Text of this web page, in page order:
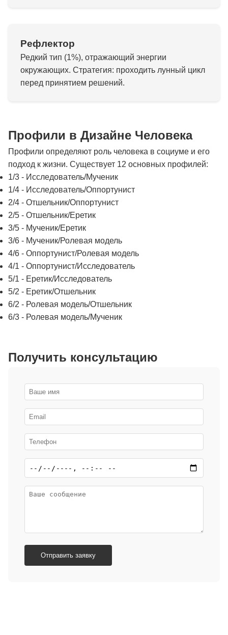
Рефлектор
Редкий тип (1%), отражающий энергии
окружающих. Стратегия: проходить лунный цикл
перед принятием решений.
Профили в Дизайне Человека
Профили определяют роль человека в социуме и его
подход к жизни. Существует 12 основных профилей:
1/3 - Исследователь/Мученик
1/4 - Исследователь/Оппортунист
2/4 - Отшельник/Оппортунист
2/5 - Отшельник/Еретик
3/5 - Мученик/Еретик
3/6 - Мученик/Ролевая модель
4/6 - Оппортунист/Ролевая модель
4/1 - Оппортунист/Исследователь
5/1 - Еретик/Исследователь
5/2 - Еретик/Отшельник
6/2 - Ролевая модель/Отшельник
6/3 - Ролевая модель/Мученик
Получить консультацию
Отправить заявку